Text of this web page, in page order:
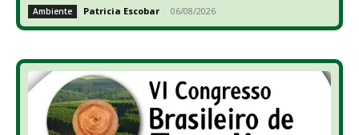
Ambiente Patricia Escobar - 06/08/2026